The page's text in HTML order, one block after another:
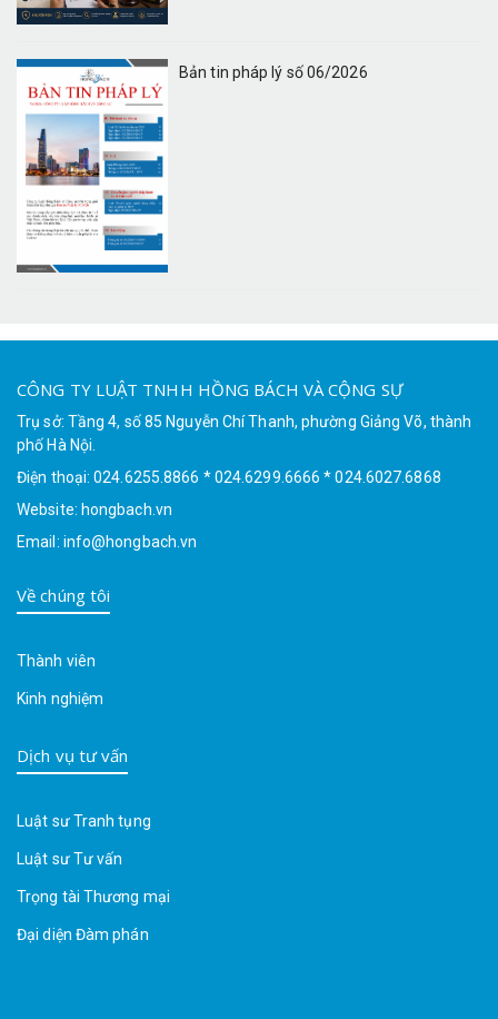
Bản tin pháp lý số 06/2026
CÔNG TY LUẬT TNHH HỒNG BÁCH VÀ CỘNG SỰ
Trụ sở: Tầng 4, số 85 Nguyễn Chí Thanh, phường Giảng Võ, thành
phố Hà Nội.
Điện thoại: 024.6255.8866 * 024.6299.6666 * 024.6027.6868
Website: hongbach.vn
Email: info@hongbach.vn
Về chúng tôi
Thành viên
Kinh nghiệm
Dịch vụ tư vấn
Luật sư Tranh tụng
Luật sư Tư vấn
Trọng tài Thương mại
Đại diện Đàm phán